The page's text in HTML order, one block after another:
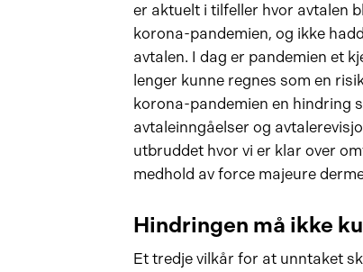
er aktuelt i tilfeller hvor avtalen
korona-pandemien, og ikke
avtalen. I dag er pandemien et
lenger kunne regnes som en
korona-pandemien en hindring
avtaleinngåelser og
utbruddet hvor vi er klar over
medhold av force majeure
Hindringen må ikke
Et tredje vilkår for at unntaket